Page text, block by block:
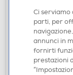
€ 44,90
Acquisto online:
Ritiro in
Ci serviamo
parti, per
annunci in
fornirti
prestazioni